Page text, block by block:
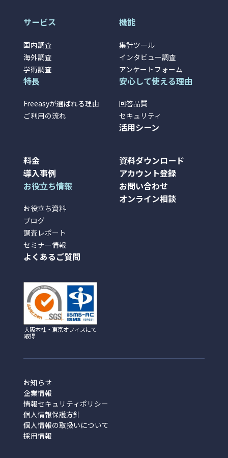
大阪本社・東京オフィスにて
取得
サービス
国内調査
海外調査
学術調査
特長
Freeasyが選ばれる理由
ご利用の流れ
機能
集計ツール
インタビュー調査
アンケートフォーム
安心して使える理由
回答品質
セキュリティ
活用シーン
料金
導入事例
お役立ち情報
お役立ち資料
ブログ
調査レポート
セミナー情報
よくあるご質問
資料ダウンロード
アカウント登録
お問い合わせ
オンライン相談
お知らせ
企業情報
情報セキュリティポリシー
個人情報保護方針
個人情報の取扱いについて
採用情報